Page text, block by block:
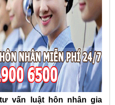
vấn luật hôn nhân gia